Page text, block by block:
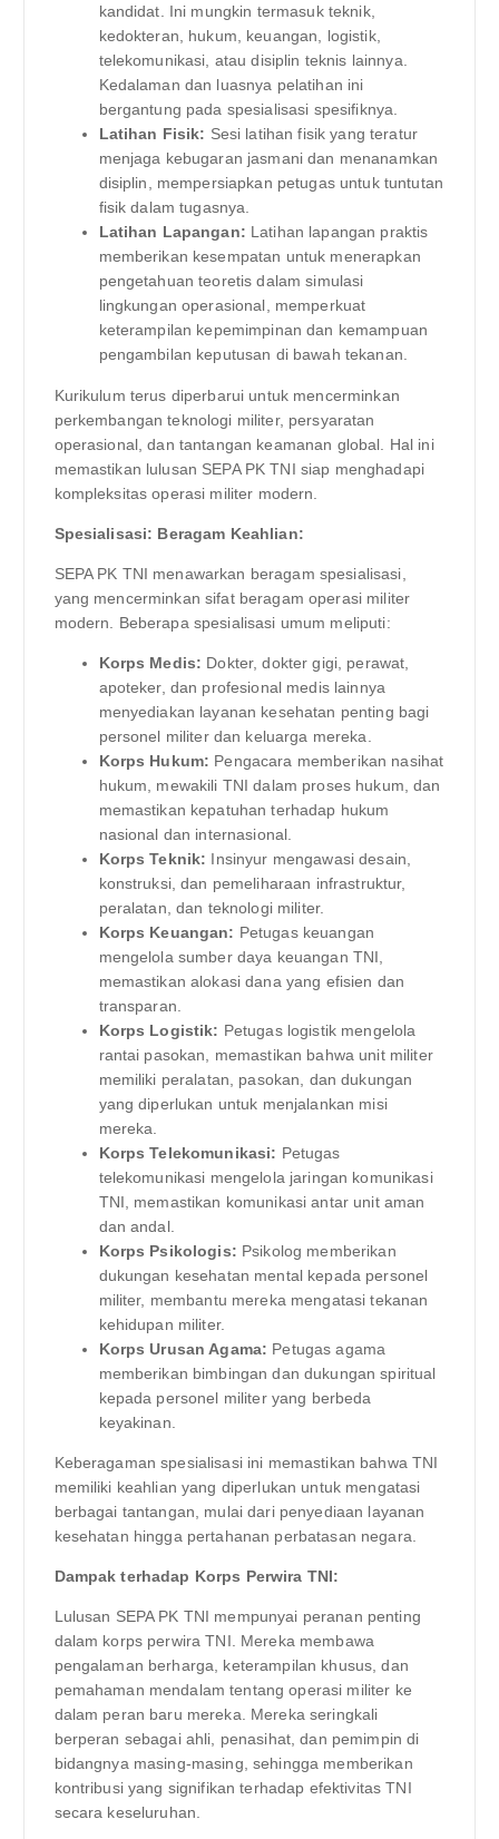
kandidat. Ini mungkin termasuk teknik,
kedokteran, hukum, keuangan, logistik,
telekomunikasi, atau disiplin teknis lainnya.
Kedalaman dan luasnya pelatihan ini
bergantung pada spesialisasi spesifiknya.
Latihan Fisik: Sesi latihan fisik yang teratur
menjaga kebugaran jasmani dan menanamkan
disiplin, mempersiapkan petugas untuk tuntutan
fisik dalam tugasnya.
Latihan Lapangan: Latihan lapangan praktis
memberikan kesempatan untuk menerapkan
pengetahuan teoretis dalam simulasi
lingkungan operasional, memperkuat
keterampilan kepemimpinan dan kemampuan
pengambilan keputusan di bawah tekanan.
Kurikulum terus diperbarui untuk mencerminkan
perkembangan teknologi militer, persyaratan
operasional, dan tantangan keamanan global. Hal ini
memastikan lulusan SEPA PK TNI siap menghadapi
kompleksitas operasi militer modern.
Spesialisasi: Beragam Keahlian:
SEPA PK TNI menawarkan beragam spesialisasi,
yang mencerminkan sifat beragam operasi militer
modern. Beberapa spesialisasi umum meliputi:
Korps Medis: Dokter, dokter gigi, perawat,
apoteker, dan profesional medis lainnya
menyediakan layanan kesehatan penting bagi
personel militer dan keluarga mereka.
Korps Hukum: Pengacara memberikan nasihat
hukum, mewakili TNI dalam proses hukum, dan
memastikan kepatuhan terhadap hukum
nasional dan internasional.
Korps Teknik: Insinyur mengawasi desain,
konstruksi, dan pemeliharaan infrastruktur,
peralatan, dan teknologi militer.
Korps Keuangan: Petugas keuangan
mengelola sumber daya keuangan TNI,
memastikan alokasi dana yang efisien dan
transparan.
Korps Logistik: Petugas logistik mengelola
rantai pasokan, memastikan bahwa unit militer
memiliki peralatan, pasokan, dan dukungan
yang diperlukan untuk menjalankan misi
mereka.
Korps Telekomunikasi: Petugas
telekomunikasi mengelola jaringan komunikasi
TNI, memastikan komunikasi antar unit aman
dan andal.
Korps Psikologis: Psikolog memberikan
dukungan kesehatan mental kepada personel
militer, membantu mereka mengatasi tekanan
kehidupan militer.
Korps Urusan Agama: Petugas agama
memberikan bimbingan dan dukungan spiritual
kepada personel militer yang berbeda
keyakinan.
Keberagaman spesialisasi ini memastikan bahwa TNI
memiliki keahlian yang diperlukan untuk mengatasi
berbagai tantangan, mulai dari penyediaan layanan
kesehatan hingga pertahanan perbatasan negara.
Dampak terhadap Korps Perwira TNI:
Lulusan SEPA PK TNI mempunyai peranan penting
dalam korps perwira TNI. Mereka membawa
pengalaman berharga, keterampilan khusus, dan
pemahaman mendalam tentang operasi militer ke
dalam peran baru mereka. Mereka seringkali
berperan sebagai ahli, penasihat, dan pemimpin di
bidangnya masing-masing, sehingga memberikan
kontribusi yang signifikan terhadap efektivitas TNI
secara keseluruhan.